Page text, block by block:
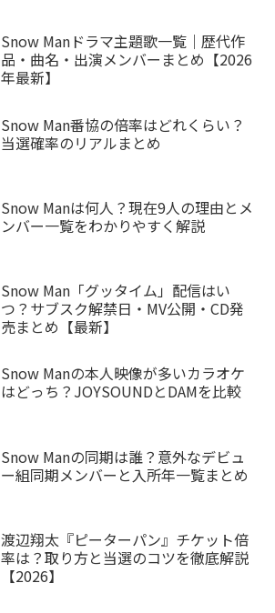
Snow Manドラマ主題歌一覧｜歴代作
品・曲名・出演メンバーまとめ【2026
年最新】
Snow Man番協の倍率はどれくらい？
当選確率のリアルまとめ
Snow Manは何人？現在9人の理由とメ
ンバー一覧をわかりやすく解説
Snow Man「グッタイム」配信はい
つ？サブスク解禁日・MV公開・CD発
売まとめ【最新】
Snow Manの本人映像が多いカラオケ
はどっち？JOYSOUNDとDAMを比較
Snow Manの同期は誰？意外なデビュ
ー組同期メンバーと入所年一覧まとめ
渡辺翔太『ピーターパン』チケット倍
率は？取り方と当選のコツを徹底解説
【2026】